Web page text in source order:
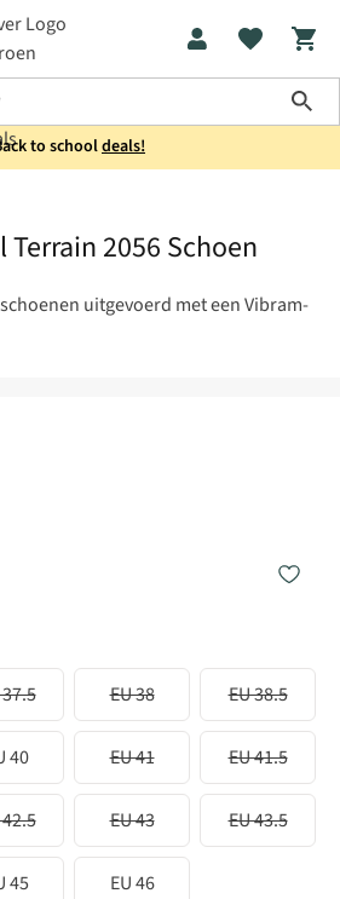
to schooldeals!
Terrain 2056 Schoen
uitgevoerd met een Vibram-
EU 38 EU 38.5
40 EU 41 EU 41.5
EU 43 EU 43.5
45
EU 46